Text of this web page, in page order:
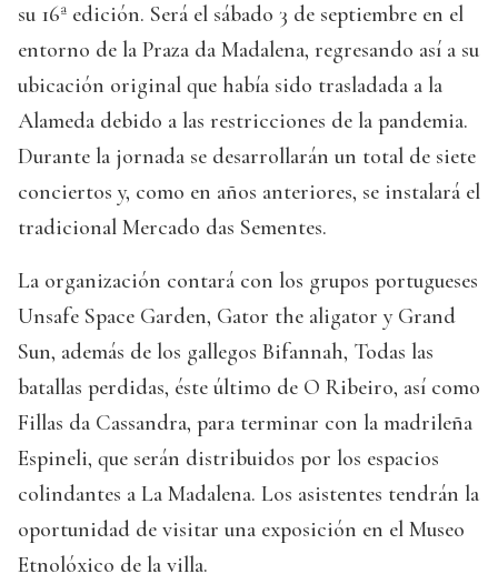
su 16ª edición. Será el sábado 3 de septiembre en el
entorno de la Praza da Madalena, regresando así a su
ubicación original que había sido trasladada a la
Alameda debido a las restricciones de la pandemia.
Durante la jornada se desarrollarán un total de siete
conciertos y, como en años anteriores, se instalará el
tradicional Mercado das Sementes.
La organización contará con los grupos portugueses
Unsafe Space Garden, Gator the aligator y Grand
Sun, además de los gallegos Bifannah, Todas las
batallas perdidas, éste último de O Ribeiro, así como
Fillas da Cassandra, para terminar con la madrileña
Espineli, que serán distribuidos por los espacios
colindantes a La Madalena. Los asistentes tendrán la
oportunidad de visitar una exposición en el Museo
Etnolóxico de la villa.